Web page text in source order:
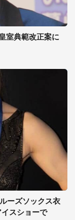
室典範改正案に
ーズソックス衣
スショーで